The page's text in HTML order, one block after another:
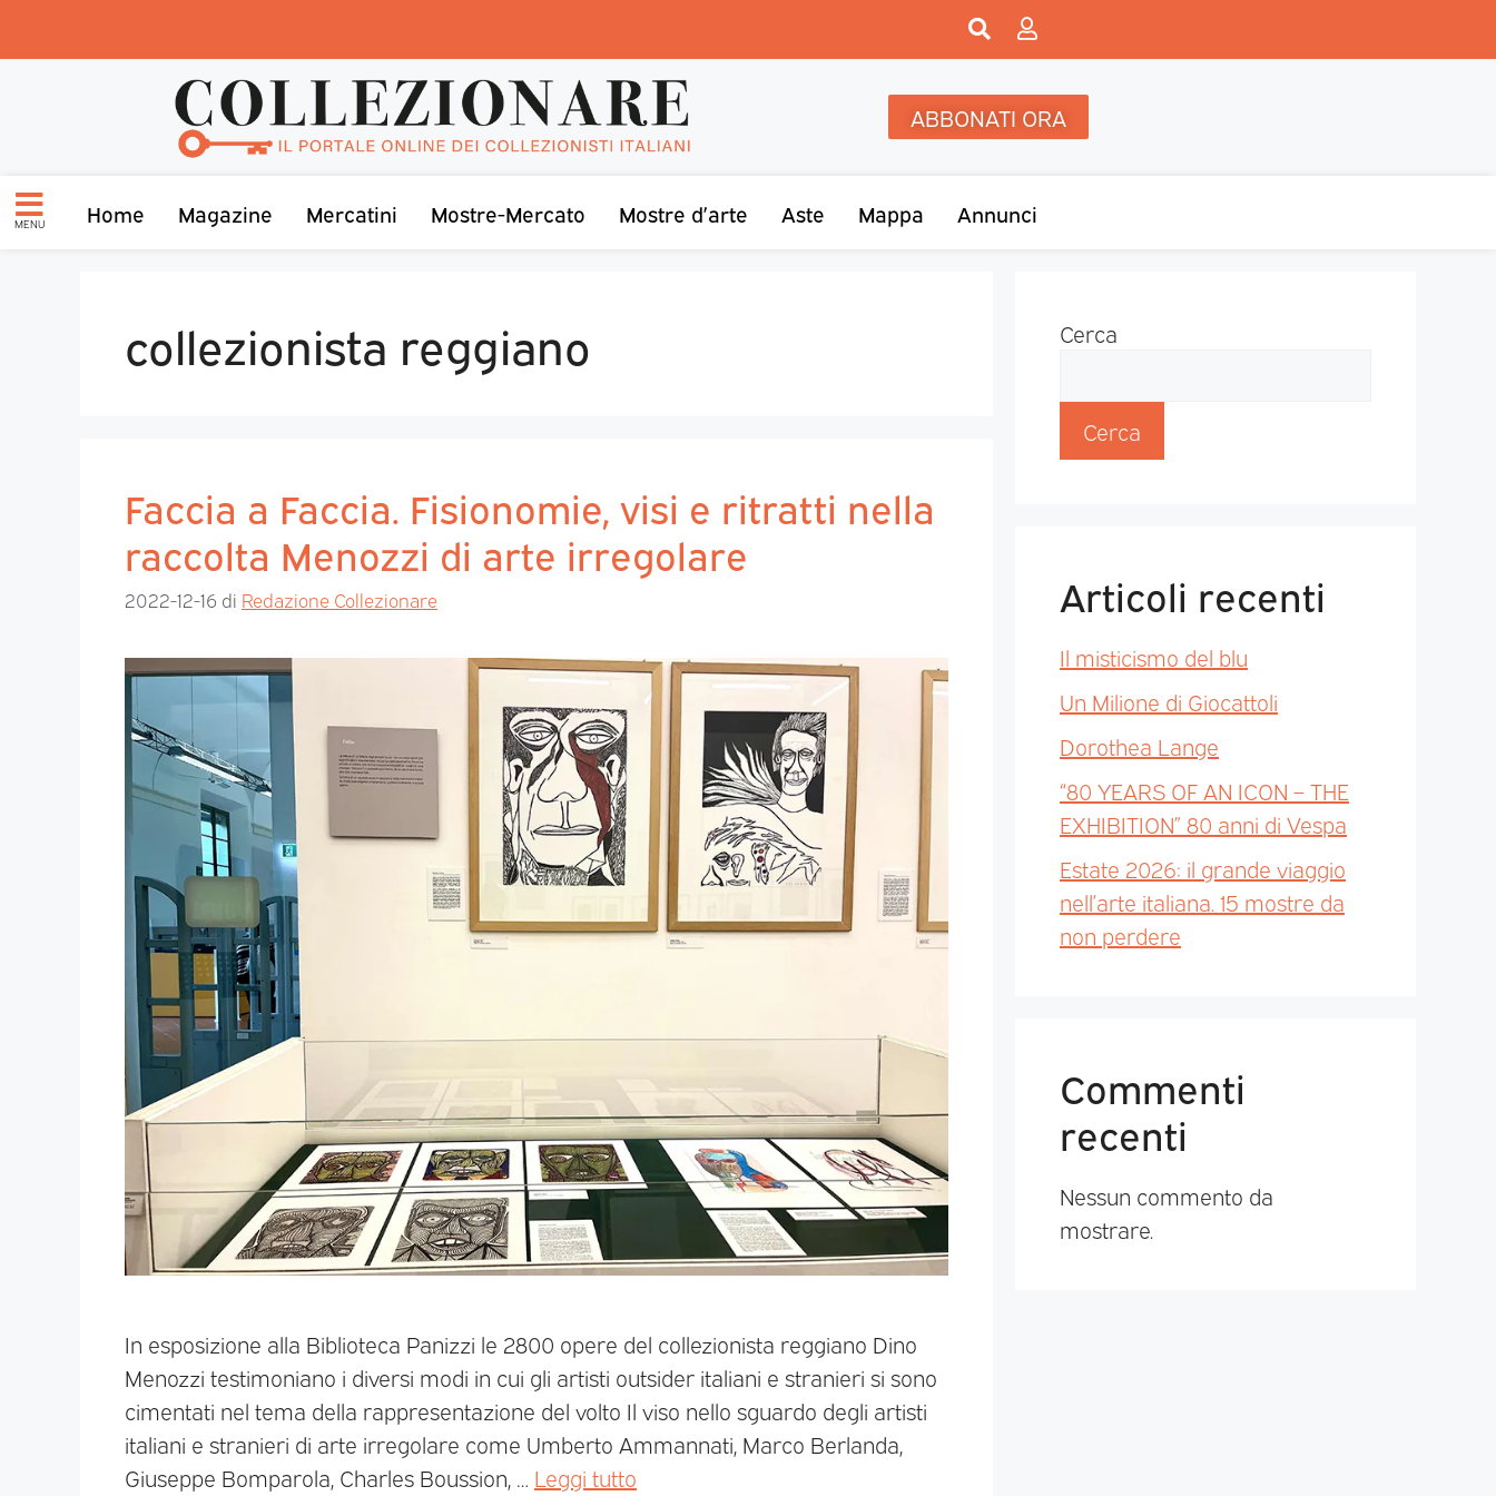
ABBONATI ORA
MENU Home Magazine Mercatini Mostre-Mercato Mostre d’arte Aste Mappa Annunci
collezionista reggiano
Faccia a Faccia. Fisionomie, visi e ritratti nella
raccolta Menozzi di arte irregolare
2022-12-16 di Redazione Collezionare
In esposizione alla Biblioteca Panizzi le 2800 opere del collezionista reggiano Dino
Menozzi testimoniano i diversi modi in cui gli artisti outsider italiani e stranieri si sono
cimentati nel tema della rappresentazione del volto Il viso nello sguardo degli artisti
italiani e stranieri di arte irregolare come Umberto Ammannati, Marco Berlanda,
Giuseppe Bomparola, Charles Boussion, … Leggi tutto
Cerca
Cerca
Articoli recenti
Il misticismo del blu
Un Milione di Giocattoli
Dorothea Lange
“80 YEARS OF AN ICON – THE
EXHIBITION” 80 anni di Vespa
Estate 2026: il grande viaggio
nell’arte italiana. 15 mostre da
non perdere
Commenti
recenti
Nessun commento da
mostrare.